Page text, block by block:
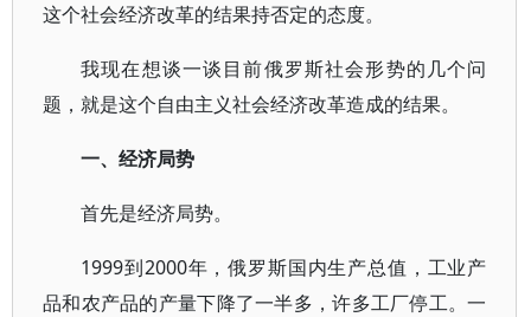
这个社会经济改革的结果持否定的态度。
我现在想谈一谈目前俄罗斯社会形势的几个问
题，就是这个自由主义社会经济改革造成的结果。
一、经济局势
首先是经济局势。
1999到2000年，俄罗斯国内生产总值，工业产
品和农产品的产量下降了一半多，许多工厂停工。一